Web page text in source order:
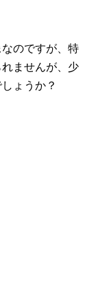
のですが、特
ませんが、少
ょうか？